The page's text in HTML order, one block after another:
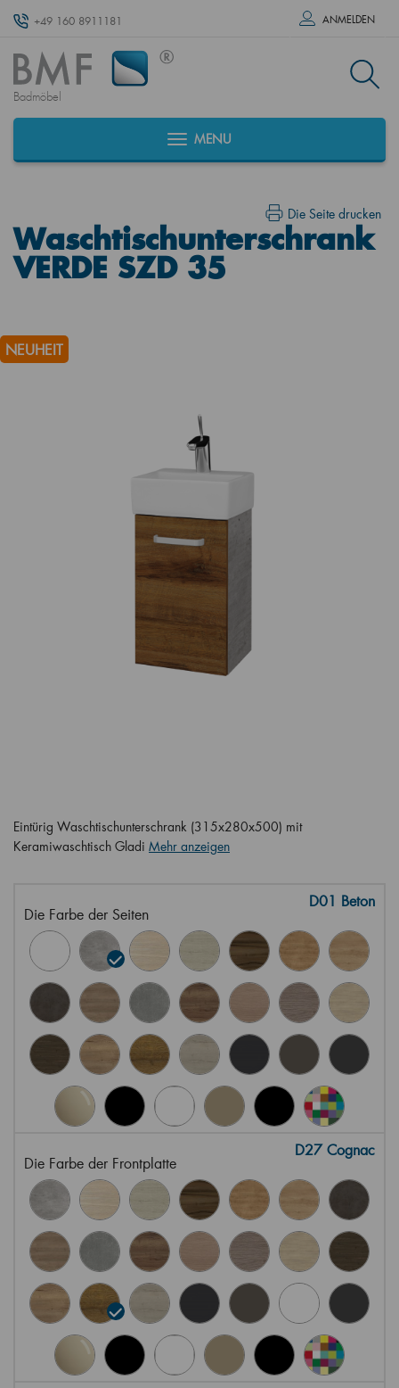
+49 160 8911181 ANMELDEN
Badmöbel
MENU
Die Seite drucken
Waschtischunterschrank
VERDE SZD 35
NEUHEIT
Eintürig Waschtischunterschrank (315x280x500) mit
Keramiwaschtisch Gladi Mehr anzeigen
Die Farbe der Seiten
D01 Beton
Die Farbe der Frontplatte
D27 Cognac